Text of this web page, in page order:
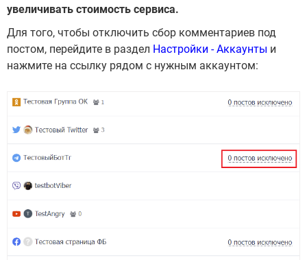
увеличивать стоимость сервиса.
Для того, чтобы отключить сбор комментариев под
постом, перейдите в раздел Настройки - Аккаунты и
нажмите на ссылку рядом с нужным аккаунтом: